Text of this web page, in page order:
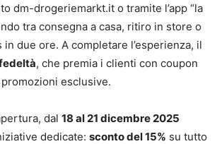
dm-drogeriemarkt.it o tramite l’app “la
tra consegna a casa, ritiro in store o
due ore. A completare l’esperienza, il
, che premia i clienti con coupon
esclusive.
dal 18 al 21 dicembre 2025
dedicate: sconto del 15% su tutto